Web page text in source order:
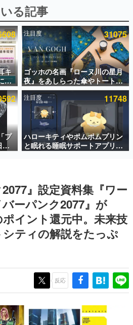
千以上！ ページビュー数万以上！ などな
に読まれた、電ファミ渾身の“殿堂入り”記
た。
書
エイターの方々に製作時のエピソードをお
する企画（ゲーム）とは何か？を探ってい
てはいけない。『赫本』は、〈試験問題〉
ラー小説集です。
タルゲーム市場を担う若きクリエイター達
らのルーツと情熱を探っていきます。
影響を受けた作家さんに取材し、ゲームが
ツ産業やカルチャーに与えた影響を探る企
ルゲーム産業史
ゲーム史における主要なトピック・タイト
か、開発者へのインタビューや識者による
20年の歴史が一望できる決定版！
ーム業界レポートマンガです。
ムは面白い？
解き明かしていく、硬派で骨太な評論連載
る記事
キ
視
法
含
注目度 31075
ゴッホの名画『ローヌ川の星月
夜』をあしらった傘やトートバ
ッグなどが登場。8月7日21時よ
り2日間限定で予約販売
プ
よ
め
注目度 11748
ハローキティやポムポムプリン
と眠れる睡眠サポートアプリ
『ゆめたび』が配信中。キャラ
』設定資料集『ワー
ーパンク2077』が
イント還元中。未来技
ティの解説をたっぷ
反応